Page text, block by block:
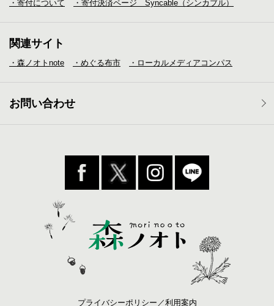
・寄付について ・寄付決済ページ Syncable（シンカブル）
関連サイト
・森ノオトnote ・めぐる布市 ・ローカルメディア コンパス
お問い合わせ
プライバシーポリシー／利用案内